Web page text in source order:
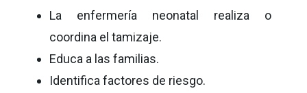
La enfermería neonatal realiza o
coordina el tamizaje.
Educa a las familias.
Identifica factores de riesgo.